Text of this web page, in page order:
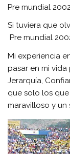
Pre mundial
Si tuviera que
Pre mundial
Mi experiencia
pasar en mi
Jerarquía,
que solo los
maravilloso y